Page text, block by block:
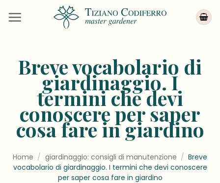
Breve vocabolario di
giardinaggio. I
termini che devi
conoscere per saper
cosa fare in giardino
Home / giardinaggio: consigli di manutenzione / Breve
vocabolario di giardinaggio. I termini che devi conoscere
per saper cosa fare in giardino